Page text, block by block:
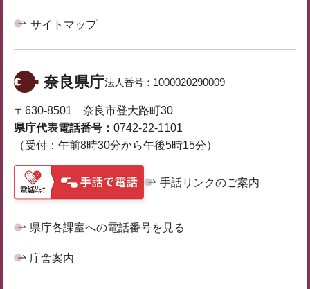
サイトマップ
奈良県庁法人番号： 1000020290009
〒630-8501 奈良市登大路町30
県庁代表電話番号： 0742-22-1101
（受付：午前8時30分から午後5時15分）
手話リンクのご案内
県庁各課室への電話番号を見る
庁舎案内